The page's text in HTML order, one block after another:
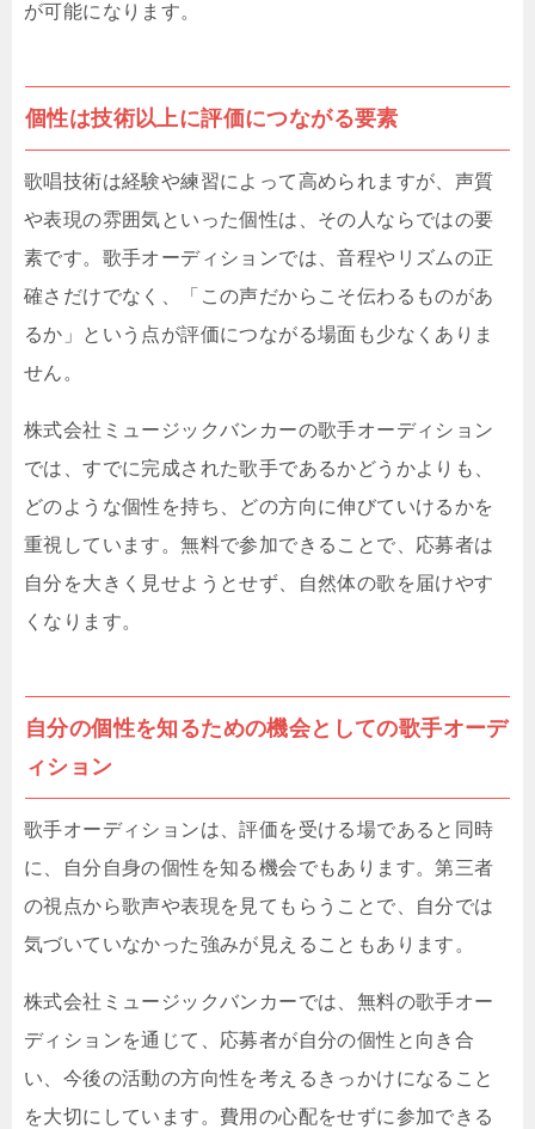
が可能になります。
個性は技術以上に評価につながる要素
歌唱技術は経験や練習によって高められますが、声質
や表現の雰囲気といった個性は、その人ならではの要
素です。歌手オーディションでは、音程やリズムの正
確さだけでなく、「この声だからこそ伝わるものがあ
るか」という点が評価につながる場面も少なくありま
せん。
株式会社ミュージックバンカーの歌手オーディション
では、すでに完成された歌手であるかどうかよりも、
どのような個性を持ち、どの方向に伸びていけるかを
重視しています。無料で参加できることで、応募者は
自分を大きく見せようとせず、自然体の歌を届けやす
くなります。
自分の個性を知るための機会としての歌手オーデ
ィション
歌手オーディションは、評価を受ける場であると同時
に、自分自身の個性を知る機会でもあります。第三者
の視点から歌声や表現を見てもらうことで、自分では
気づいていなかった強みが見えることもあります。
株式会社ミュージックバンカーでは、無料の歌手オー
ディションを通じて、応募者が自分の個性と向き合
い、今後の活動の方向性を考えるきっかけになること
を大切にしています。費用の心配をせずに参加できる